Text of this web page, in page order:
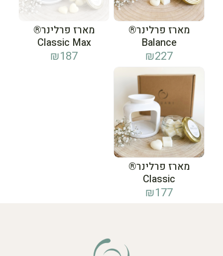
מארז פרלינר®
Balance
₪227
מארז פרלינר®
Classic Max
₪187
מארז פרלינר®
Classic
₪177